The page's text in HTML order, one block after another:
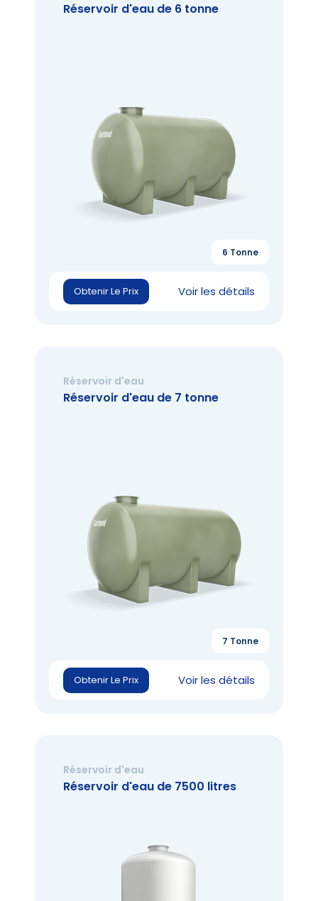
Réservoir d'eau de 6 tonne
Obtenir Le Prix Voir les détails
6 Tonne
Réservoir d'eau
Réservoir d'eau de 7 tonne
Obtenir Le Prix Voir les détails
7 Tonne
Réservoir d'eau
Réservoir d'eau de 7500 litres